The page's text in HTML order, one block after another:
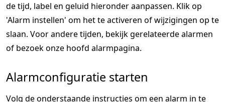
de tijd, label en geluid hieronder aanpassen. Klik op
'Alarm instellen' om het te activeren of wijzigingen op te
slaan. Voor andere tijden, bekijk gerelateerde alarmen
of bezoek onze hoofd alarmpagina.
Alarmconfiguratie starten
Volg de onderstaande instructies om een alarm in te